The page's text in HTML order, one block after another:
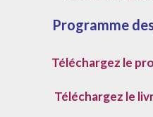
Programme
Téléchargez le
Téléchargez le